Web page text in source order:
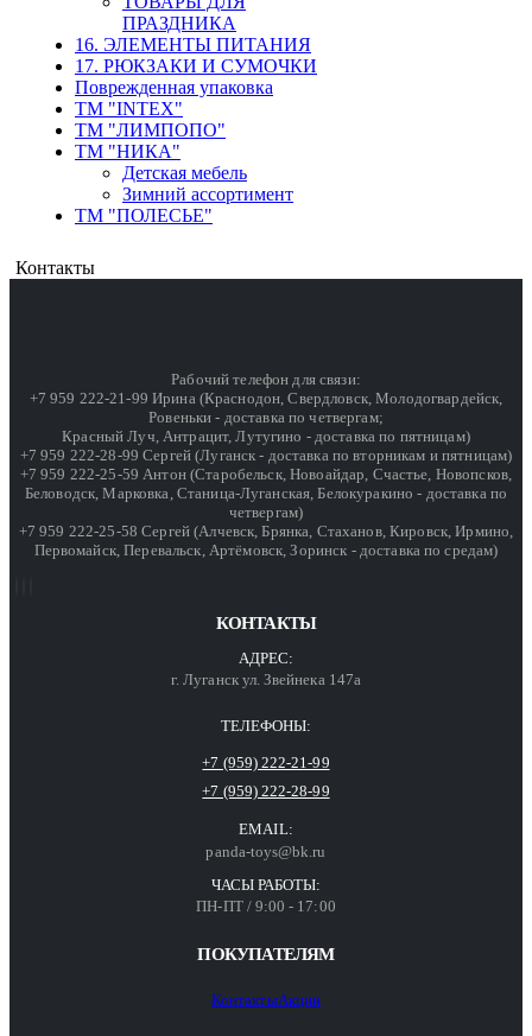
ПРАЗДНИКА
16. ЭЛЕМЕНТЫ ПИТАНИЯ
17. РЮКЗАКИ И СУМОЧКИ
Поврежденная упаковка
ТМ "INTEX"
ТМ "ЛИМПОПО"
ТМ "НИКА"
Детская мебель
Зимний ассортимент
ТМ "ПОЛЕСЬЕ"
Контакты
Рабочий телефон для связи:
+7 959 222-21-99 Ирина (Краснодон, Свердловск, Молодогвардейск,
Ровеньки - доставка по четвергам;
Красный Луч, Антрацит, Лутугино - доставка по пятницам)
+7 959 222-28-99 Сергей (Луганск - доставка по вторникам и пятницам)
+7 959 222-25-59 Антон (Старобельск, Новоайдар, Счастье, Новопсков,
Беловодск, Марковка, Станица-Луганская, Белокуракино - доставка по
четвергам)
+7 959 222-25-58 Сергей (Алчевск, Брянка, Стаханов, Кировск, Ирмино,
Первомайск, Перевальск, Артёмовск, Зоринск - доставка по средам)
КОНТАКТЫ
АДРЕС:
г. Луганск ул. Звейнека 147а
ТЕЛЕФОНЫ:
+7 (959) 222-21-99
+7 (959) 222-28-99
EMAIL:
panda-toys@bk.ru
ЧАСЫ РАБОТЫ:
ПН-ПТ / 9:00 - 17:00
ПОКУПАТЕЛЯМ
КонтактыАкции